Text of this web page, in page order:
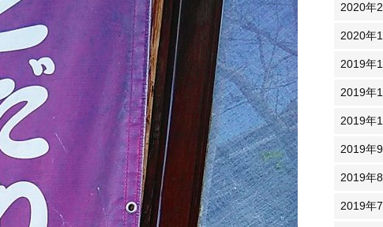
2020年
2020年
2019年
2019年
2019年
2019年
2019年
2019年